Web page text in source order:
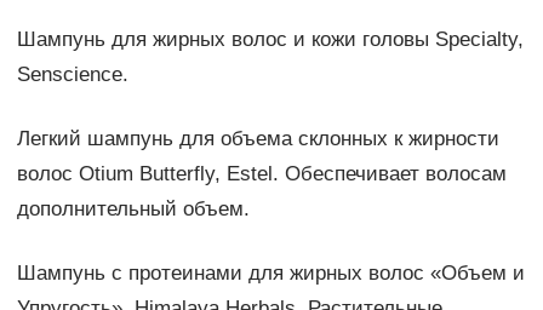
Шампунь для жирных волос и кожи головы Specialty,
Senscience.
Легкий шампунь для объема склонных к жирности
волос Otium Butterfly, Estel. Обеспечивает волосам
дополнительный объем.
Шампунь с протеинами для жирных волос «Объем и